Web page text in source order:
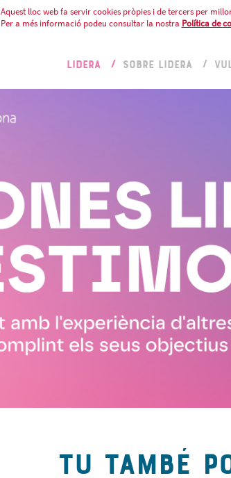
Aquest lloc web fa servir cookies pròpies i de tercers per
Per a més informació podeu consultar la nostra Política de
LIDERA SOBRE LIDERA
TU TAMBÉ